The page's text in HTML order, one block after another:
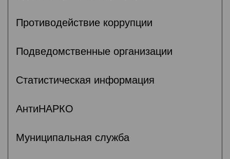
Противодействие коррупции
Подведомственные организации
Статистическая информация
АнтиНАРКО
Муниципальная служба